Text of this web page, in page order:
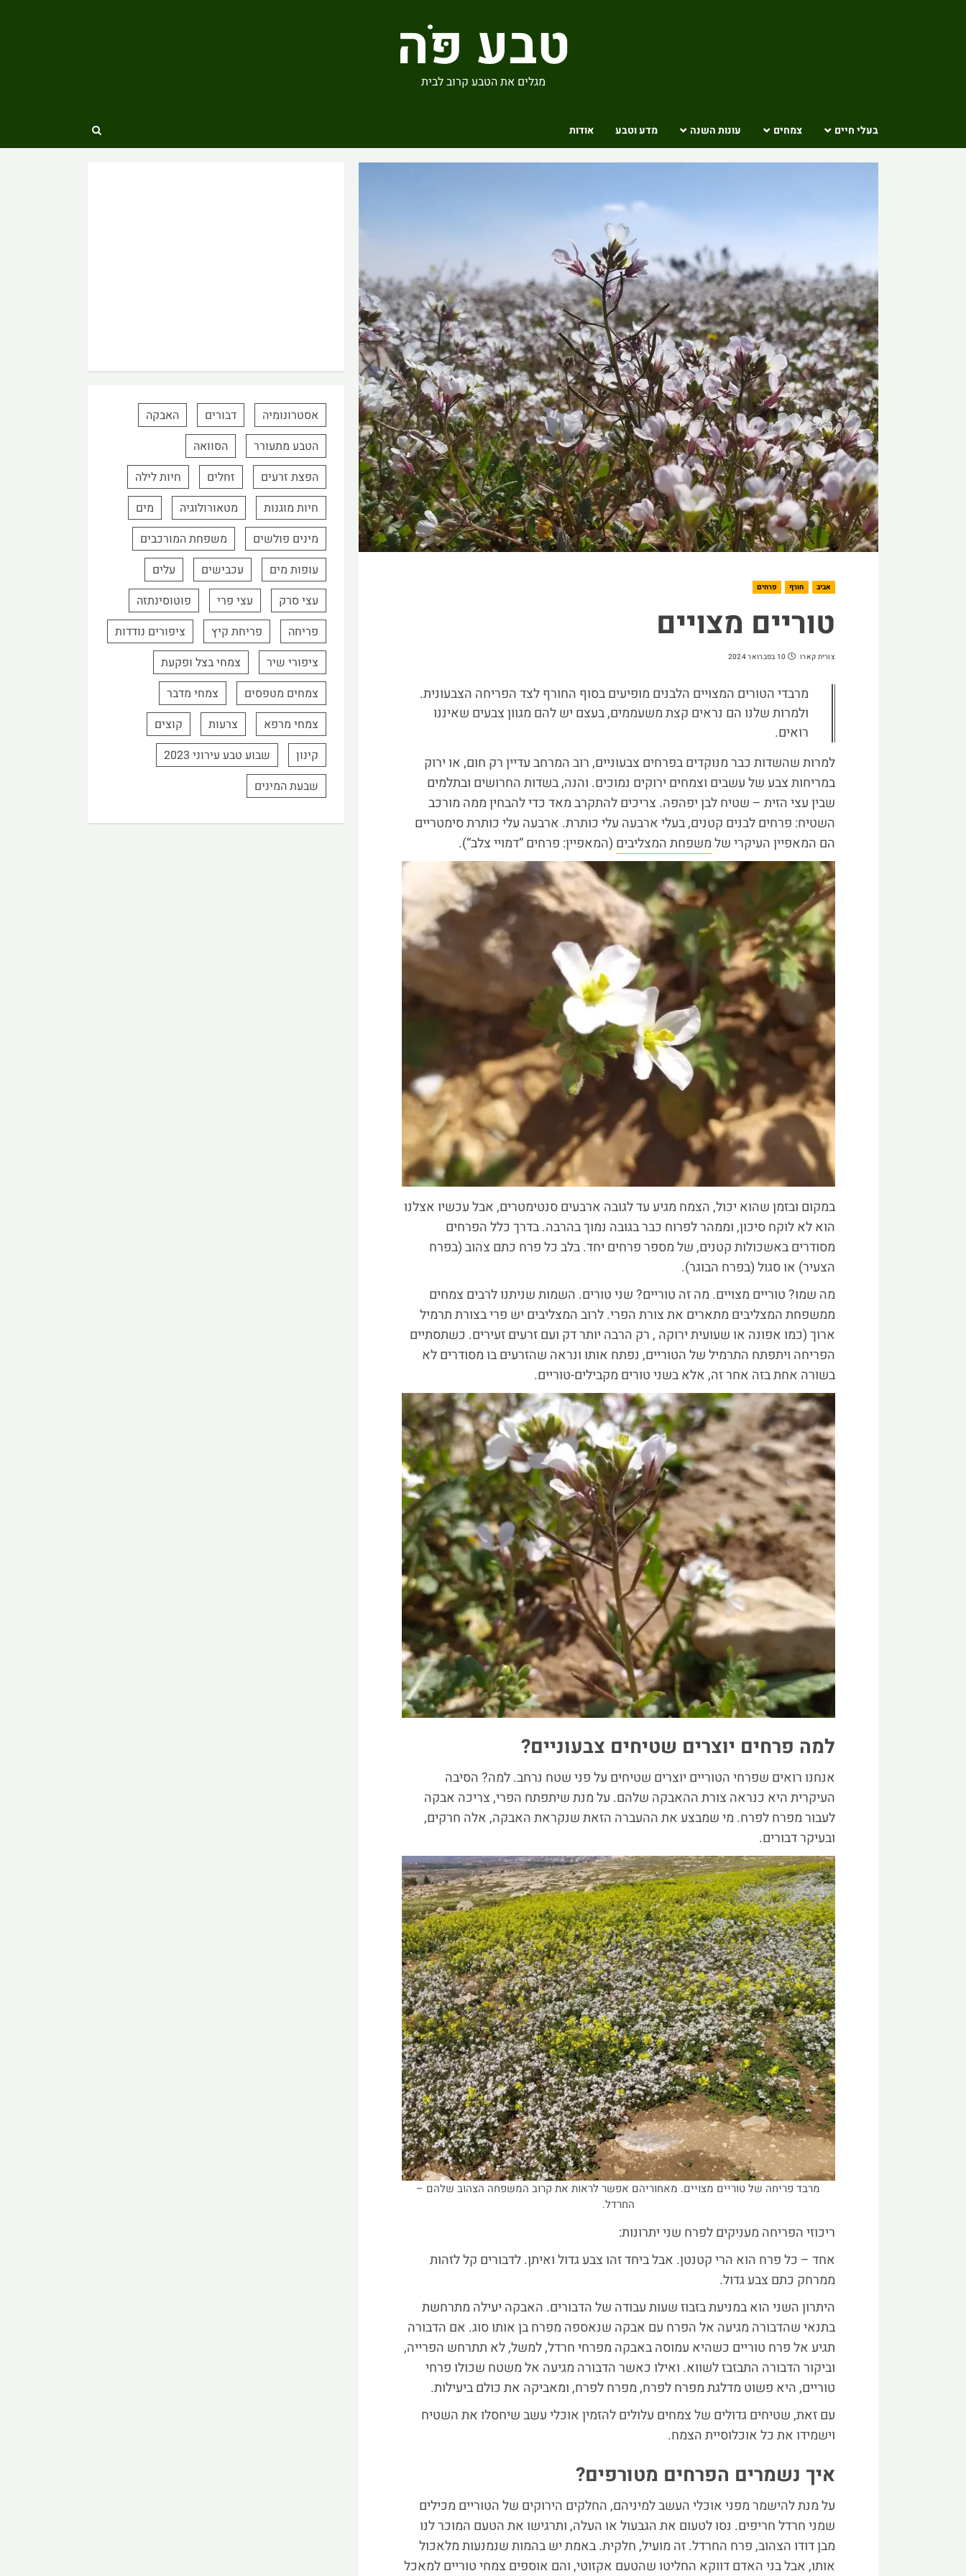
טבע פֹּה
מגלים את הטבע קרוב לבית
בעלי חיים צמחים עונות השנה מדע וטבע אודות
אביב חורף פרחים
טוריים מצויים
צורית קארו 10 בפברואר 2024
מרבדי הטורים המצויים הלבנים מופיעים בסוף החורף לצד הפריחה הצבעונית.
ולמרות שלנו הם נראים קצת משעממים, בעצם יש להם מגוון צבעים שאיננו
רואים.
למרות שהשדות כבר מנוקדים בפרחים צבעוניים, רוב המרחב עדיין רק חום, או ירוק
במריחות צבע של עשבים וצמחים ירוקים נמוכים. והנה, בשדות החרושים ובתלמים
שבין עצי הזית – שטיח לבן יפהפה. צריכים להתקרב מאד כדי להבחין ממה מורכב
השטיח: פרחים לבנים קטנים, בעלי ארבעה עלי כותרת. ארבעה עלי כותרת סימטריים
הם המאפיין העיקרי שלמשפחת המצליבים (המאפיין: פרחים ”דמויי צלב“).
במקום ובזמן שהוא יכול, הצמח מגיע עד לגובה ארבעים סנטימטרים, אבל עכשיו אצלנו
הוא לא לוקח סיכון, וממהר לפרוח כבר בגובה נמוך בהרבה. בדרך כלל הפרחים
מסודרים באשכולות קטנים, של מספר פרחים יחד. בלב כל פרח כתם צהוב (בפרח
הצעיר) או סגול (בפרח הבוגר).
מה שמו? טוריים מצויים. מה זה טוריים? שני טורים. השמות שניתנו לרבים צמחים
ממשפחת המצליבים מתארים את צורת הפרי. לרוב המצליבים יש פרי בצורת תרמיל
ארוך (כמו אפונה או שעועית ירוקה , רק הרבה יותר דק ועם זרעים זעירים. כשתסתיים
הפריחה ויתפתח התרמיל של הטוריים, נפתח אותו ונראה שהזרעים בו מסודרים לא
בשורה אחת בזה אחר זה, אלא בשני טורים מקבילים-טוריים.
למה פרחים יוצרים שטיחים צבעוניים?
אנחנו רואים שפרחי הטוריים יוצרים שטיחים על פני שטח נרחב. למה? הסיבה
העיקרית היא כנראה צורת ההאבקה שלהם. על מנת שיתפתח הפרי, צריכה אבקה
לעבור מפרח לפרח. מי שמבצע את ההעברה הזאת שנקראת האבקה, אלה חרקים,
ובעיקר דבורים.
מרבד פריחה של טוריים מצויים. מאחוריהם אפשר לראות את קרוב המשפחה הצהוב שלהם –
החרדל.
ריכוזי הפריחה מעניקים לפרח שני יתרונות:
אחד – כל פרח הוא הרי קטנטן. אבל ביחד זהו צבע גדול ואיתן. לדבורים קל לזהות
ממרחק כתם צבע גדול.
היתרון השני הוא במניעת בזבוז שעות עבודה של הדבורים. האבקה יעילה מתרחשת
בתנאי שהדבורה מגיעה אל הפרח עם אבקה שנאספה מפרח בן אותו סוג. אם הדבורה
תגיע אל פרח טוריים כשהיא עמוסה באבקה מפרחי חרדל, למשל, לא תתרחש הפרייה,
וביקור הדבורה התבזבז לשווא. ואילו כאשר הדבורה מגיעה אל משטח שכולו פרחי
טוריים, היא פשוט מדלגת מפרח לפרח, מפרח לפרח, ומאביקה את כולם ביעילות.
עם זאת, שטיחים גדולים של צמחים עלולים להזמין אוכלי עשב שיחסלו את השטיח
וישמידו את כל אוכלוסיית הצמח.
איך נשמרים הפרחים מטורפים?
על מנת להישמר מפני אוכלי העשב למיניהם, החלקים הירוקים של הטוריים מכילים
שמני חרדל חריפים. נסו לטעום את הגבעול או העלה, ותרגישו את הטעם המוכר לנו
מבן דודו הצהוב, פרח החרדל. זה מועיל, חלקית. באמת יש בהמות שנמנעות מלאכול
אותו, אבל בני האדם דווקא החליטו שהטעם אקזוטי, והם אוספים צמחי טוריים למאכל
אסטרונומיה דבורים
האבקה
הטבע מתעורר
הסוואה
הפצת זרעים
זחלים
חיות לילה
חיות מוגנות
מטאורולוגיה
מים
מינים פולשים
משפחת המורכבים
עופות מים
עכבישים
עלים
עצי סרק
עצי פרי
פוטוסינתזה
פריחה
פריחת קיץ
ציפורים נודדות
ציפורי שיר
צמחי בצל ופקעת
צמחים מטפסים
צמחי מדבר
צמחי מרפא
צרעות
קוצים
קינון
שבוע טבע עירוני 2023
שבעת המינים